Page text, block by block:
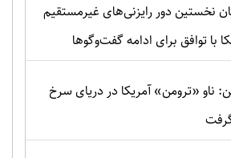
نخستین دور رایزنی‌های غیرمستقیم
با توافق برای ادامه گفت‌وگوها
ناو «ترومن» آمریکا در دریای سرخ